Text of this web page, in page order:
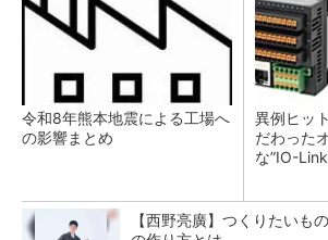
令和8年熊本地震による工場へ
の影響まとめ
異例ヒッ
だわった
な”IO-
【西野亮廣】つくりたいも